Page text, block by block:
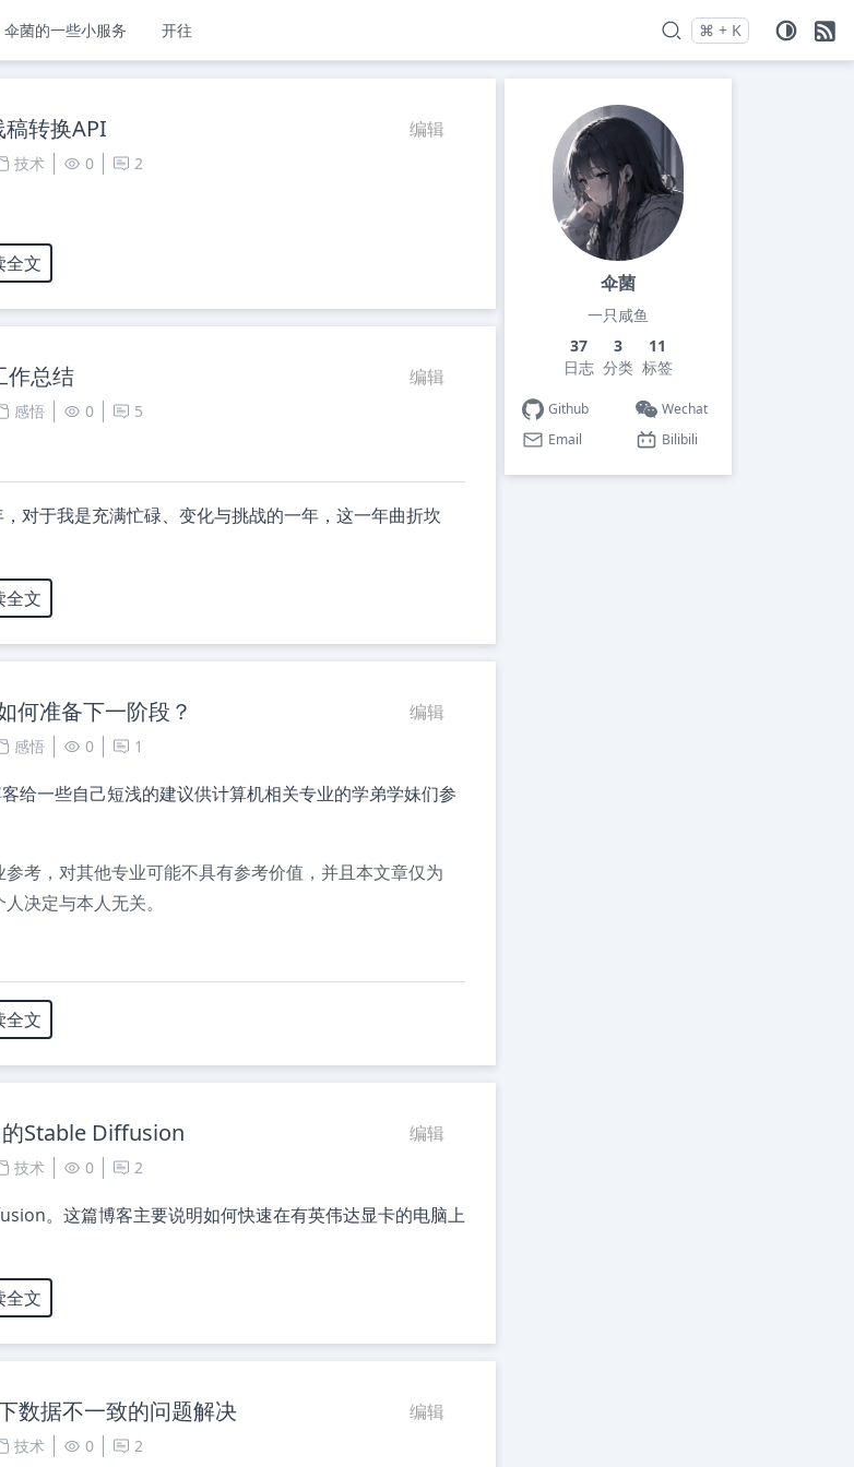
伞菌的一些小服务 开往 Press
⌘ +
and K
to search
转换API 编辑
技术 0 2
全文
作总结 编辑
感悟 0 5
对于我是充满忙碌、变化与挑战的一年，这一年曲折坎
全文
准备下一阶段？ 编辑
感悟 0 1
给一些自己短浅的建议供计算机相关专业的学弟学妹们参
考，对其他专业可能不具有参考价值，并且本文章仅为
决定与本人无关。
全文
Stable Diffusion 编辑
技术 0 2
。这篇博客主要说明如何快速在有英伟达显卡的电脑上
全文
数据不一致的问题解决 编辑
技术 0 2
伞菌
一只咸鱼
37
日志
3
分类
11
标签
Github
Wechat
Email
Bilibili